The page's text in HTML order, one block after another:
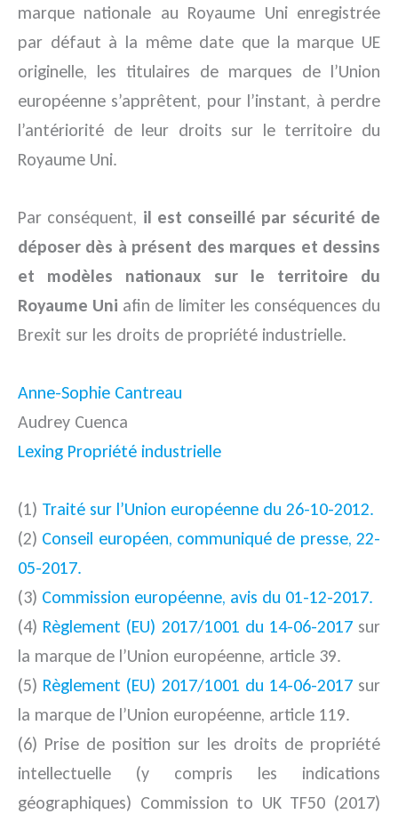
marque nationale au Royaume Uni enregistrée
par défaut à la même date que la marque UE
originelle, les titulaires de marques de l’Union
européenne s’apprêtent, pour l’instant, à perdre
l’antériorité de leur droits sur le territoire du
Royaume Uni.
Par conséquent, il est conseillé par sécurité de
déposer dès à présent des marques et dessins
et modèles nationaux sur le territoire du
Royaume Uni afin de limiter les conséquences du
Brexit sur les droits de propriété industrielle.
Anne-Sophie Cantreau
Audrey Cuenca
Lexing Propriété industrielle
(1) Traité sur l’Union européenne du 26-10-2012.
(2) Conseil européen, communiqué de presse, 22-
05-2017.
(3) Commission européenne, avis du 01-12-2017.
(4) Règlement (EU) 2017/1001 du 14-06-2017sur
la marque de l’Union européenne, article 39.
(5) Règlement (EU) 2017/1001 du 14-06-2017sur
la marque de l’Union européenne, article 119.
(6) Prise de position sur les droits de propriété
intellectuelle (y compris les indications
géographiques) Commission to UK TF50 (2017)